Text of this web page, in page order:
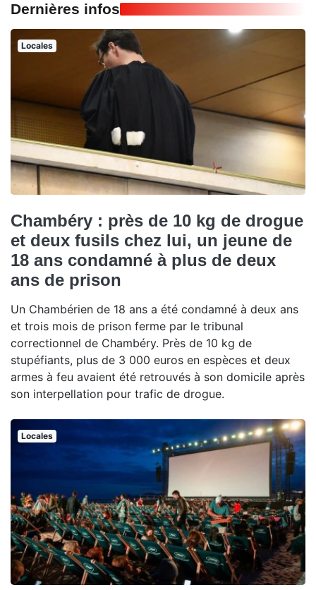
Dernières infos
Locales
Chambéry : près de 10 kg de drogue
et deux fusils chez lui, un jeune de
18 ans condamné à plus de deux
ans de prison
Un Chambérien de 18 ans a été condamné à deux ans
et trois mois de prison ferme par le tribunal
correctionnel de Chambéry. Près de 10 kg de
stupéfiants, plus de 3 000 euros en espèces et deux
armes à feu avaient été retrouvés à son domicile après
son interpellation pour trafic de drogue.
Locales